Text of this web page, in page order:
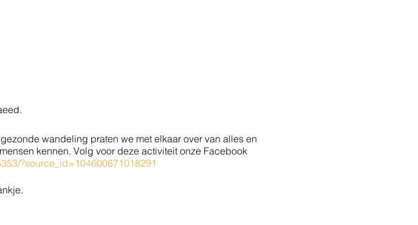
wandeling praten we met elkaar over van alles en
kennen. Volg voor deze activiteit onze Facebook
?source_id=104600671018291